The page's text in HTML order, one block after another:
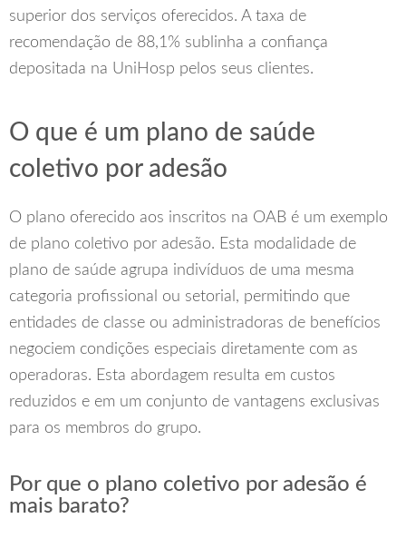
superior dos serviços oferecidos. A taxa de
recomendação de 88,1% sublinha a confiança
depositada na UniHosp pelos seus clientes.
O que é um plano de saúde
coletivo por adesão
O plano oferecido aos inscritos na OAB é um exemplo
de plano coletivo por adesão. Esta modalidade de
plano de saúde agrupa indivíduos de uma mesma
categoria profissional ou setorial, permitindo que
entidades de classe ou administradoras de benefícios
negociem condições especiais diretamente com as
operadoras. Esta abordagem resulta em custos
reduzidos e em um conjunto de vantagens exclusivas
para os membros do grupo.
Por que o plano coletivo por adesão é
mais barato?